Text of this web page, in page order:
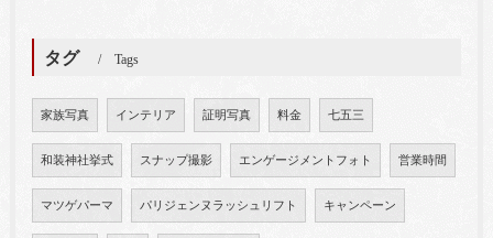
タグ Tags
家族写真 インテリア 証明写真 料金 七五三
和装神社挙式 スナップ撮影 エンゲージメントフォト 営業時間
マツゲパーマ パリジェンヌラッシュリフト キャンペーン